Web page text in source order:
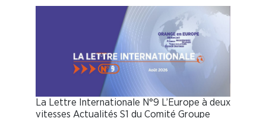
La Lettre Internationale N°9 L’Europe à deux
vitesses Actualités S1 du Comité Groupe